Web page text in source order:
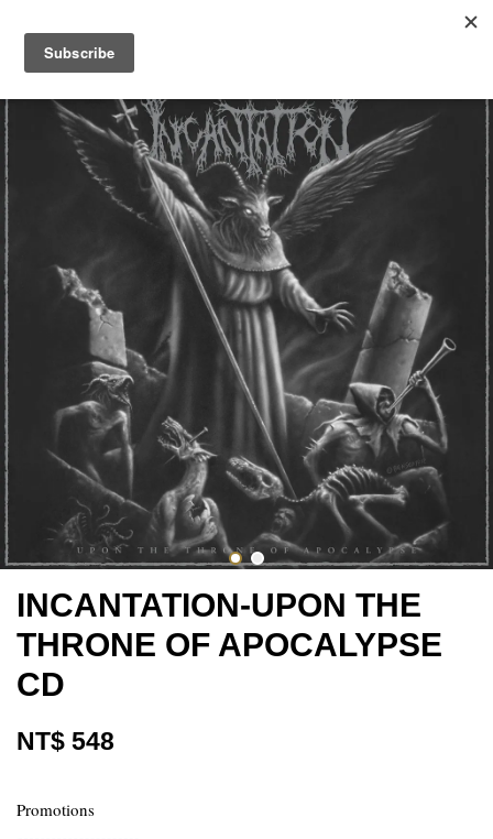
INCANTATION-UPON THE
THRONE OF APOCALYPSE
CD
NT$ 548
Promotions